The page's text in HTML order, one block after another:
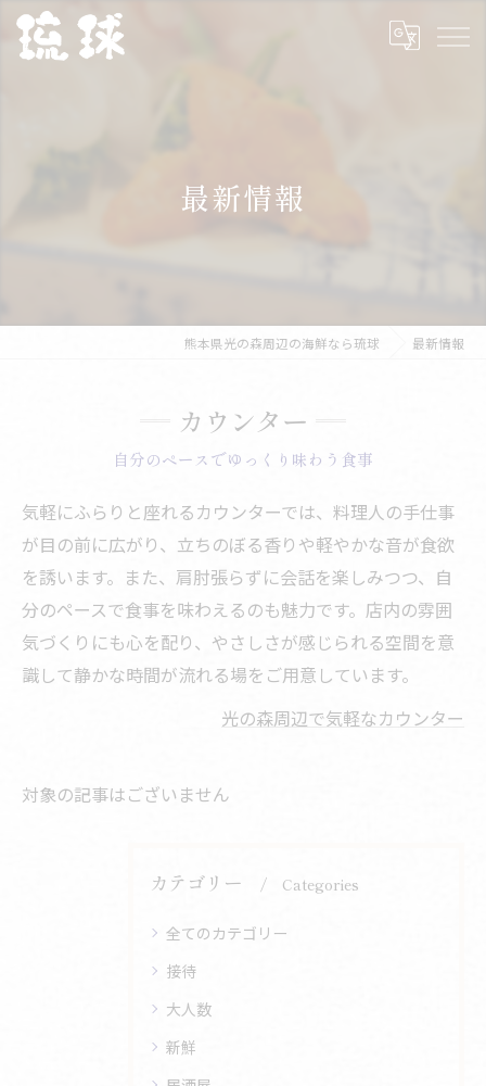
最新情報
熊本県光の森周辺の海鮮なら琉球 最新情報
カウンター
自分のペースでゆっくり味わう食事
気軽にふらりと座れるカウンターでは、料理人の手仕事
が目の前に広がり、立ちのぼる香りや軽やかな音が食欲
を誘います。また、肩肘張らずに会話を楽しみつつ、自
分のペースで食事を味わえるのも魅力です。店内の雰囲
気づくりにも心を配り、やさしさが感じられる空間を意
識して静かな時間が流れる場をご用意しています。
光の森周辺で気軽なカウンター
対象の記事はございません
カテゴリー Categories
全てのカテゴリー
接待
大人数
新鮮